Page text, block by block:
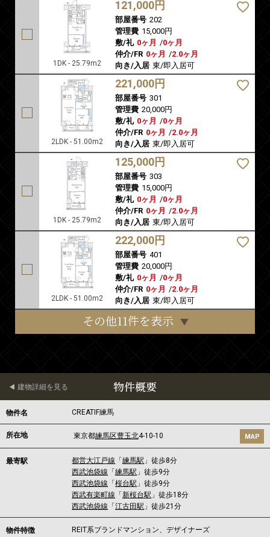
1DK - 25.79m2
121,000円
部屋番号 202
管理費 15,000円
敷/礼 0ヶ月 /0ヶ月
仲介/FR 0ヶ月 /2.0ヶ月
向き/入居 東/即入居可
2LDK - 51.00m2
221,000円
部屋番号 301
管理費 20,000円
敷/礼 0ヶ月 /0ヶ月
仲介/FR 0ヶ月 /2.0ヶ月
向き/入居 東/即入居可
1DK - 25.79m2
125,000円
部屋番号 303
管理費 15,000円
敷/礼 0ヶ月 /0ヶ月
仲介/FR 0ヶ月 /2.0ヶ月
向き/入居 東/即入居可
2LDK - 51.00m2
222,000円
部屋番号 401
管理費 20,000円
敷/礼 0ヶ月 /0ヶ月
仲介/FR 0ヶ月 /2.0ヶ月
向き/入居 東/即入居可
その他11件を表示
物件概要
建物詳細を見る
物件名 CREATIF練馬
所在地 東京都練馬区豊玉北4-10-10 MAP
最寄駅 都営大江戸線 「練馬駅 」徒歩8分
西武池袋線 「練馬駅 」徒歩9分
西武池袋線 「桜台駅 」徒歩9分
西武有楽町線 「新桜台駅 」徒歩18分
西武池袋線 「江古田駅 」徒歩21分
物件特徴 REIT系ブランドマンション、デザイナーズ